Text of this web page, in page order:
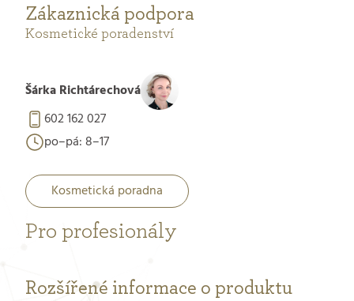
Zákaznická podpora
Kosmetické poradenství
Šárka Richtárechová
602 162 027
po–pá: 8–17
Kosmetická poradna
Pro profesionály
Rozšířené informace o produktu